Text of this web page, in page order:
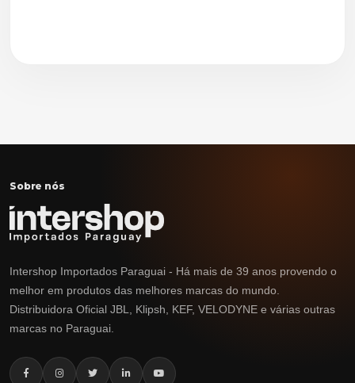
Sobre nós
Intershop Importados Paraguai - Há mais de 39 anos provendo o
melhor em produtos das melhores marcas do mundo.
Distribuidora Oficial JBL, Klipsh, KEF, VELODYNE e várias outras
marcas no Paraguai.